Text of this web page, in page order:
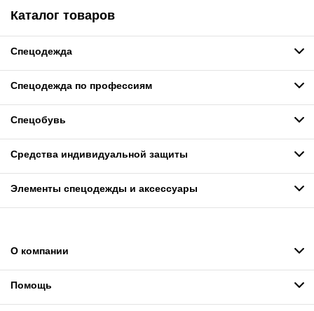
Каталог товаров
Спецодежда
Спецодежда по профессиям
Спецобувь
Средства индивидуальной защиты
Элементы спецодежды и аксессуары
О компании
Помощь